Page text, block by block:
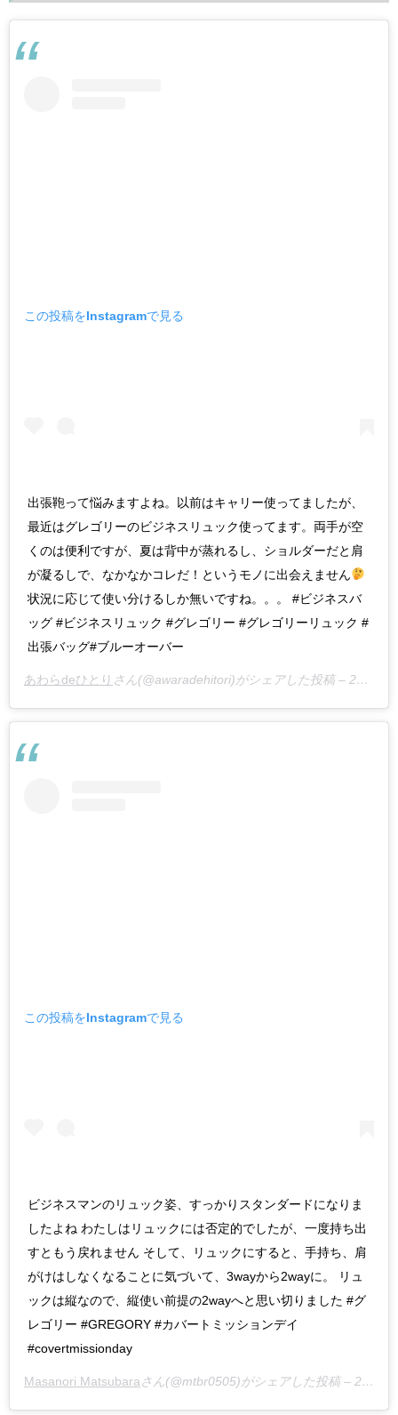
この投稿をInstagramで見る
出張鞄って悩みますよね。以前はキャリー使ってましたが、
最近はグレゴリーのビジネスリュック使ってます。両手が空
くのは便利ですが、夏は背中が蒸れるし、ショルダーだと肩
が凝るしで、なかなかコレだ！というモノに出会えません
状況に応じて使い分けるしか無いですね。。。 #ビジネスバ
ッグ #ビジネスリュック #グレゴリー #グレゴリーリュック #
出張バッグ#ブルーオーバー
あわらdeひとり さん(@awaradehitori)がシェアした投稿 – 2019年 7月月10日午後8時24分PDT
この投稿をInstagramで見る
ビジネスマンのリュック姿、すっかりスタンダードになりま
したよね わたしはリュックには否定的でしたが、一度持ち出
すともう戻れません そして、リュックにすると、手持ち、肩
がけはしなくなることに気づいて、3wayから2wayに。 リュ
ックは縦なので、縦使い前提の2wayへと思い切りました #グ
レゴリー #GREGORY #カバートミッションデイ
#covertmissionday
Masanori Matsubaraさん(@mtbr0505)がシェアした投稿 – 2019年 7月月4日午後5時21分PDT